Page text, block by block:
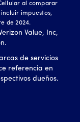
al comparar
impuestos,
de 2024.
Value, Inc,
de servicios
referencia en
dueños.